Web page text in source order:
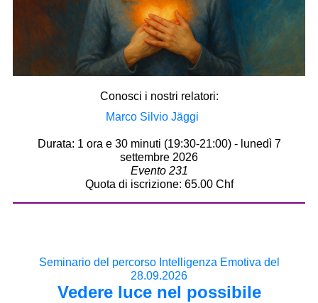
Conosci i nostri relatori:
Marco Silvio Jäggi
Durata: 1 ora e 30 minuti (19:30-21:00) - lunedì 7
settembre 2026
Evento 231
Quota di iscrizione: 65.00 Chf
Seminario del percorso Intelligenza Emotiva del
28.09.2026
Vedere luce nel possibile